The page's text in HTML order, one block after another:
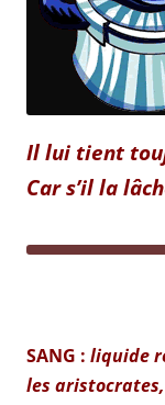
Il lui tient
Car s’il la
SANG : liquide
les